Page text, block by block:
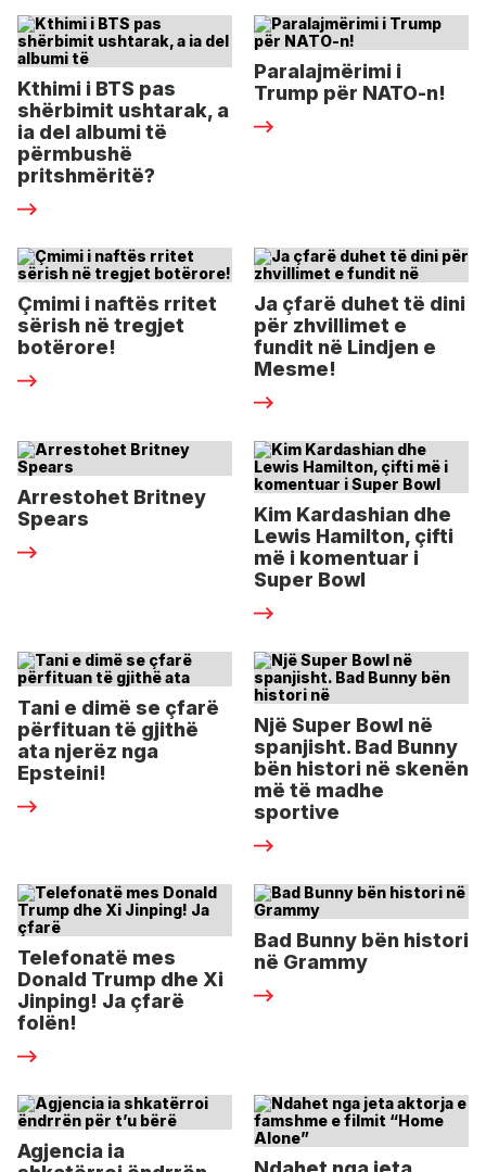
Kthimi i BTS pas
shërbimit ushtarak, a
ia del albumi të
përmbushë
pritshmëritë?
Paralajmërimi i
Trump për NATO-n!
Çmimi i naftës rritet
sërish në tregjet
botërore!
Ja çfarë duhet të dini
për zhvillimet e
fundit në Lindjen e
Mesme!
Arrestohet Britney
Spears
Kim Kardashian dhe
Lewis Hamilton, çifti
më i komentuar i
Super Bowl
Tani e dimë se çfarë
përfituan të gjithë
ata njerëz nga
Epsteini!
Një Super Bowl në
spanjisht. Bad Bunny
bën histori në skenën
më të madhe
sportive
Telefonatë mes
Donald Trump dhe Xi
Jinping! Ja çfarë
folën!
Bad Bunny bën histori
në Grammy
Agjencia ia